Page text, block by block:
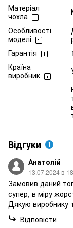
Матеріал
чохла
Особливості
моделі
Гарантія
Країна
виробник
Відгуки 1
Анатолій
13.07.2024 в
Замовив даний
супер, в міру
Дякую виробнику
Відповісти